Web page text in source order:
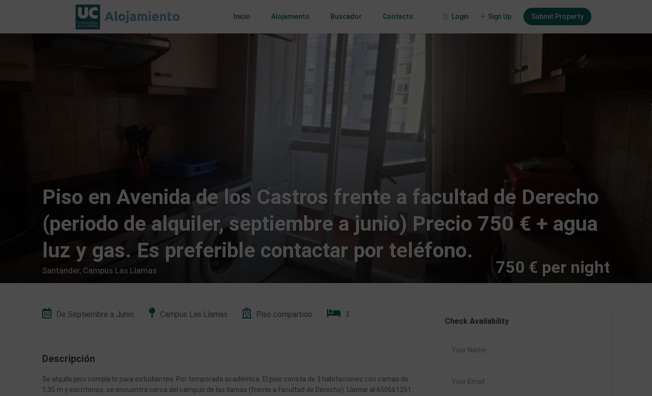
Login Sign Up Submit Property
Inicio Alojamiento Buscador Contacto
Piso en Avenida de los Castros frente a facultad de Derecho
(periodo de alquiler, septiembre a junio) Precio 750 € + agua
luz y gas. Es preferible contactar por teléfono.
Santander, Campus Las Llamas 750 € per night
De Septiembre a Junio Campus Las Llamas Piso compartido 3
Descripción
Se alquila piso completo para estudiantes. Por temporada académica. El piso consta de 3 habitaciones con camas de
1,35 m y escritorios, se encuentra cerca del campus de las llamas (frente a facultad de Derecho). Llamar al 650661251
Check Availability